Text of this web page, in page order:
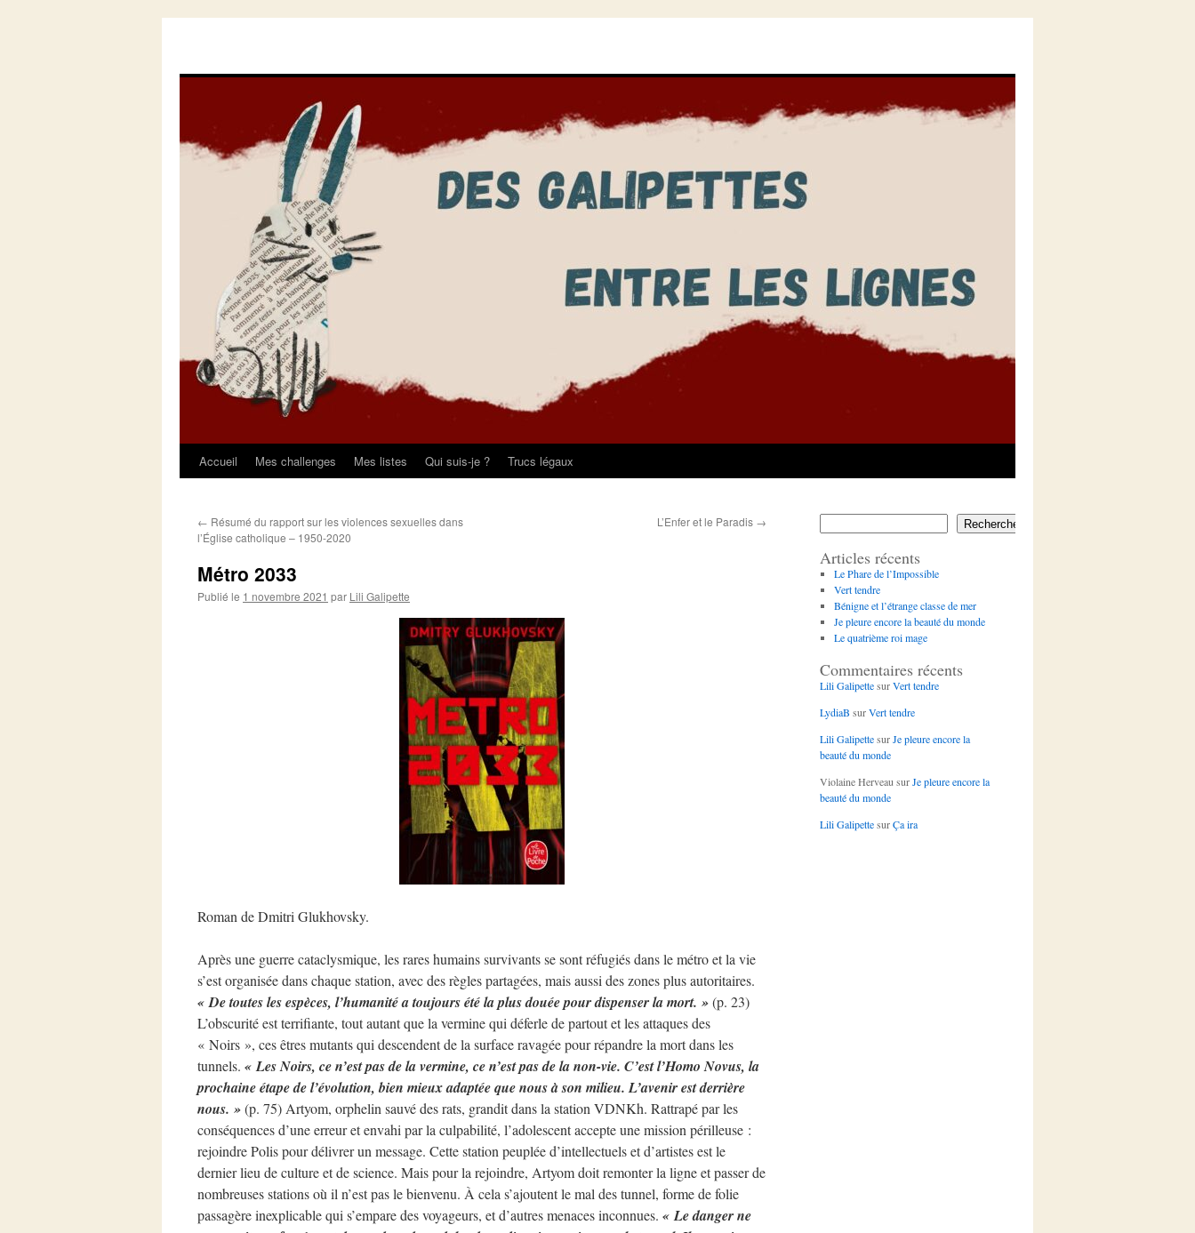
Aller
contenu
Accueil Mes challenges Mes listes Qui suis-je ? Trucs légaux
← Résumé du rapport sur les violences sexuelles dans
l’Église catholique – 1950-2020
L’Enfer et le Paradis →
Métro 2033
Publié le 1 novembre 2021 par Lili Galipette
Roman de Dmitri Glukhovsky.
Après une guerre cataclysmique, les rares humains survivants se sont réfugiés dans le métro et la vie
s’est organisée dans chaque station, avec des règles partagées, mais aussi des zones plus autoritaires.
« De toutes les espèces, l’humanité a toujours été la plus douée pour dispenser la mort. »(p. 23)
L’obscurité est terrifiante, tout autant que la vermine qui déferle de partout et les attaques des
« Noirs », ces êtres mutants qui descendent de la surface ravagée pour répandre la mort dans les
tunnels. « Les Noirs, ce n’est pas de la vermine, ce n’est pas de la non-vie. C’est l’Homo Novus, la
prochaine étape de l’évolution, bien mieux adaptée que nous à son milieu. L’avenir est derrière
nous. »(p. 75) Artyom, orphelin sauvé des rats, grandit dans la station VDNKh. Rattrapé par les
conséquences d’une erreur et envahi par la culpabilité, l’adolescent accepte une mission périlleuse :
rejoindre Polis pour délivrer un message. Cette station peuplée d’intellectuels et d’artistes est le
dernier lieu de culture et de science. Mais pour la rejoindre, Artyom doit remonter la ligne et passer de
nombreuses stations où il n’est pas le bienvenu. À cela s’ajoutent le mal des tunnel, forme de folie
passagère inexplicable qui s’empare des voyageurs, et d’autres menaces inconnues. « Le danger ne
Rechercher
Articles récents
Le Phare de l’Impossible
Vert tendre
Bénigne et l’étrange classe de mer
Je pleure encore la beauté du monde
Le quatrième roi mage
Commentaires récents
Lili GalipettesurVert tendre
LydiaB surVert tendre
Lili GalipettesurJe pleure encore la
beauté du monde
Violaine Herveau surJe pleure encore la
beauté du monde
Lili GalipettesurÇa ira